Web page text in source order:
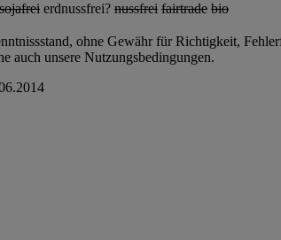
sojafrei erdnussfrei? nussfrei fairtrade bio
ohne Gewähr für Richtigkeit,
auch unsere Nutzungsbedingungen.